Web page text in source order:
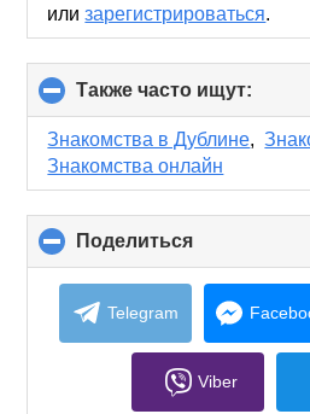
илизарегистрироваться.
Также часто ищут:
to
Знакомства в Дублине,
Знакомства онлайн
Поделиться
to
collapse
contents
Telegram
Viber